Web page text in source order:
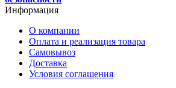
Информация
О компании
Оплата и реализация товара
Самовывоз
Доставка
Условия соглашения